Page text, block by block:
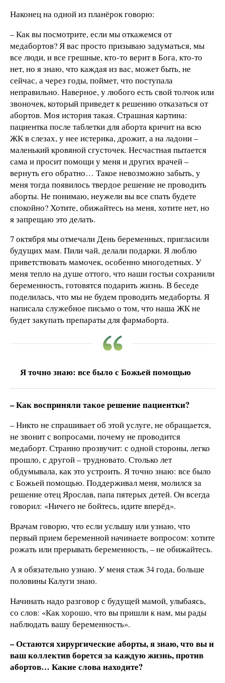
Наконец на одной из планёрок говорю:
– Как вы посмотрите, если мы откажемся от
медабортов? Я вас просто призываю задуматься, мы
все люди, и все грешные, кто-то верит в Бога, кто-то
нет, но я знаю, что каждая из вас, может быть, не
сейчас, а через годы, поймет, что поступала
неправильно. Наверное, у любого есть свой толчок или
звоночек, который приведет к решению отказаться от
абортов. Моя история такая. Страшная картина:
пациентка после таблетки для аборта кричит на всю
ЖК в слезах, у нее истерика, дрожит, а на ладони –
маленький кровяной сгусточек. Несчастная пытается
сама и просит помощи у меня и других врачей –
вернуть его обратно… Такое невозможно забыть, у
меня тогда появилось твердое решение не проводить
аборты. Не понимаю, неужели вы все спать будете
спокойно? Хотите, обижайтесь на меня, хотите нет, но
я запрещаю это делать.
7 октября мы отмечали День беременных, пригласили
будущих мам. Пили чай, делали подарки. Я люблю
приветствовать мамочек, особенно многодетных. У
меня тепло на душе оттого, что наши гостьи сохранили
беременность, готовятся подарить жизнь. В беседе
поделилась, что мы не будем проводить медаборты. Я
написала служебное письмо о том, что наша ЖК не
будет закупать препараты для фармаборта.
Я точно знаю: все было с Божьей помощью
– Как восприняли такое решение пациентки?
– Никто не спрашивает об этой услуге, не обращается,
не звонит с вопросами, почему не проводится
медаборт. Странно прозвучит: с одной стороны, легко
прошло, с другой – трудновато. Столько лет
обдумывала, как это устроить. Я точно знаю: все было
с Божьей помощью. Поддерживал меня, молился за
решение отец Ярослав, папа пятерых детей. Он всегда
говорил: «Ничего не бойтесь, идите вперёд».
Врачам говорю, что если услышу или узнаю, что
первый прием беременной начинаете вопросом: хотите
рожать или прерывать беременность, – не обижайтесь.
А я обязательно узнаю. У меня стаж 34 года, больше
половины Калуги знаю.
Начинать надо разговор с будущей мамой, улыбаясь,
со слов: «Как хорошо, что вы пришли к нам, мы рады
наблюдать вашу беременность».
– Остаются хирургические аборты, я знаю, что вы и
ваш коллектив борется за каждую жизнь, против
абортов… Какие слова находите?